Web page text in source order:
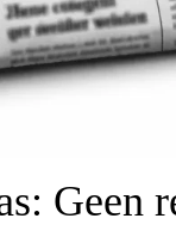
Geen